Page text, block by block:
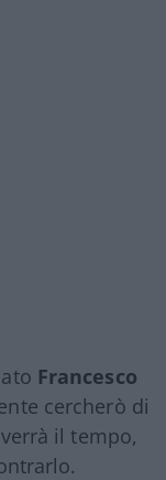
Francesco
cercherò di
il tempo,